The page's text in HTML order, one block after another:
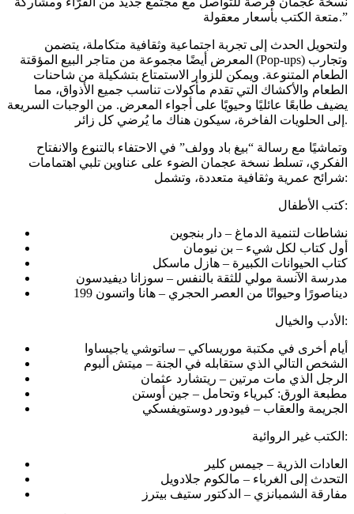
متعة الكتب بأسعار معقولة.”
ولتحويل الحدث إلى تجربة اجتماعية وثقافية متكاملة، يتضمن
المعرض أيضًا مجموعة من متاجر البيع المؤقتة (Pop-ups) وتجارب
الطعام المتنوعة. ويمكن للزوار الاستمتاع بتشكيلة من شاحنات
الطعام والأكشاك التي تقدم مأكولات تناسب جميع الأذواق، مما
يضيف طابعًا عائليًا وحيويًا على أجواء المعرض. من الوجبات السريعة
إلى الحلويات الفاخرة، سيكون هناك ما يُرضي كل زائر.
وتماشيًا مع رسالة “بيغ باد وولف” في الاحتفاء بالتنوع والانفتاح
الفكري، تسلط نسخة عجمان الضوء على عناوين تلبي اهتمامات
شرائح عمرية وثقافية متعددة، وتشمل:
كتب الأطفال:
نشاطات لتنمية الدماغ – دار بنجوين
أول كتاب لكل شيء – بن نيومان
كتاب الحيوانات الكبيرة – هازل ماسكل
مدرسة الآنسة مولي للثقة بالنفس – سوزانا ديفيدسون
199 ديناصورًا وحيوانًا من العصر الحجري – هانا واتسون
الأدب والخيال:
أيام أخرى في مكتبة موريساكي – ساتوشي ياجيساوا
الشخص التالي الذي ستقابله في الجنة – ميتش ألبوم
الرجل الذي مات مرتين – ريتشارد عثمان
مطبعة الورق: كبرياء وتحامل – جين أوستن
الجريمة والعقاب – فيودور دوستويفسكي
الكتب غير الروائية:
العادات الذرية – جيمس كلير
التحدث إلى الغرباء – مالكوم جلادويل
مفارقة الشمبانزي – الدكتور ستيف بيترز